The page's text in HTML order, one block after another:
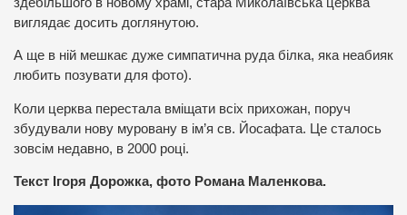
виглядає досить доглянутою.
А ще в ній мешкає дуже симпатична руда білка, яка неабияк
любить позувати для фото).
Коли церква перестала вміщати всіх прихожан, поруч
збудували нову муровану в ім’я св. Йосафата. Це сталось
зовсім недавно, в 2000 році.
Текст Ігоря Дорожка, фото Романа Маленкова.